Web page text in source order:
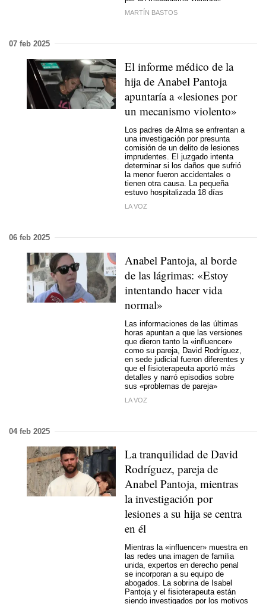
MARTÍN BASTOS
07 feb 2025
El informe médico de la
hija de Anabel Pantoja
apuntaría a «lesiones por
un mecanismo violento»
Los padres de Alma se enfrentan a
una investigación por presunta
comisión de un delito de lesiones
imprudentes. El juzgado intenta
determinar si los daños que sufrió
la menor fueron accidentales o
tienen otra causa. La pequeña
estuvo hospitalizada 18 días
LA VOZ
06 feb 2025
Anabel Pantoja, al borde
de las lágrimas: «Estoy
intentando hacer vida
normal»
Las informaciones de las últimas
horas apuntan a que las versiones
que dieron tanto la «influencer»
como su pareja, David Rodríguez,
en sede judicial fueron diferentes y
que el fisioterapeuta aportó más
detalles y narró episodios sobre
sus «problemas de pareja»
LA VOZ
04 feb 2025
La tranquilidad de David
Rodríguez, pareja de
Anabel Pantoja, mientras
la investigación por
lesiones a su hija se centra
en él
Mientras la «influencer» muestra en
las redes una imagen de familia
unida, expertos en derecho penal
se incorporan a su equipo de
abogados. La sobrina de Isabel
Pantoja y el fisioterapeuta están
siendo investigados por los motivos